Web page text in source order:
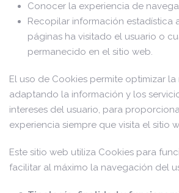
Conocer la experiencia de
Recopilar información estadística
páginas ha visitado el usuario o
permanecido en el sitio web.
El uso de Cookies permite optimizar
adaptando la información y los
intereses del usuario, para
experiencia siempre que visita el sitio
Este sitio web utiliza Cookies para
facilitar al máximo la navegación del